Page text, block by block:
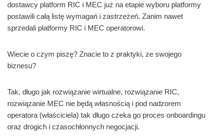
dostawcy platform RIC i MEC już na etapie wyboru platformy
postawili całą listę wymagań i zastrzeżeń. Zanim nawet
sprzedali platformy RIC i MEC operatorowi.
Wiecie o czym piszę? Znacie to z praktyki, ze swojego
biznesu?
Tak, długo jak rozwiązanie wirtualne, rozwiązanie RIC,
rozwiązanie MEC nie będą własnością i pod nadzorem
operatora (właściciela) tak długo czeka go proces onboardingu
oraz drogich i czasochłonnych negocjacji.